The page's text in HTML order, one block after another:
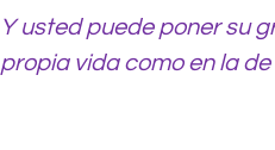
Y usted puede poner su
propia vida como en la